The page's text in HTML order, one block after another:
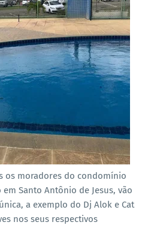
os moradores do condomínio
Santo Antônio de Jesus, vão
a exemplo do Dj Alok e Cat
nos seus respectivos